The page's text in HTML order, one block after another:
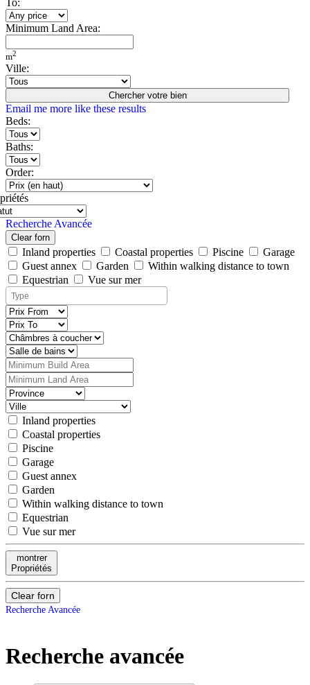
Minimum Land Area:
m2
Ville:
Chercher votre bien
Email me more like these results
Beds:
Baths:
Order:
Recherche Avancée
Clear forn
Inland properties Coastal properties Piscine
Garage
Guest annex
Garden
Within walking distance to town
Equestrian
Vue sur mer
Inland properties
Coastal properties
Piscine
Garage
Guest annex
Garden
Within walking distance to town
Equestrian
Vue sur mer
montrer
Propriétés
Clear forn
Recherche Avancée
Recherche avancée